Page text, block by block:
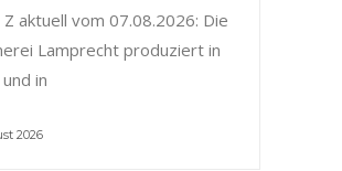
Z aktuell vom 07.08.2026: Die
Lamprecht produziert in
in
2026